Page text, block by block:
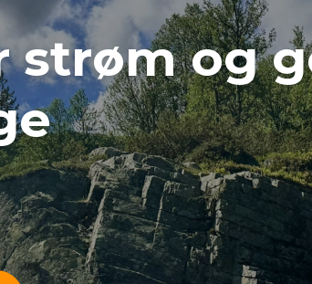
strøm og